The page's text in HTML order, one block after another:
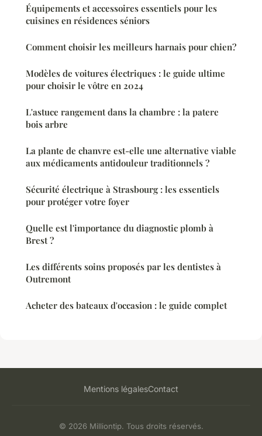
Équipements et accessoires essentiels pour les
cuisines en résidences séniors
Comment choisir les meilleurs harnais pour chien?
Modèles de voitures électriques : le guide ultime
pour choisir le vôtre en 2024
L'astuce rangement dans la chambre : la patere
bois arbre
La plante de chanvre est-elle une alternative viable
aux médicaments antidouleur traditionnels ?
Sécurité électrique à Strasbourg : les essentiels
pour protéger votre foyer
Quelle est l'importance du diagnostic plomb à
Brest ?
Les différents soins proposés par les dentistes à
Outremont
Acheter des bateaux d'occasion : le guide complet
Mentions légalesContact
© 2026 Milliontip. Tous droits réservés.